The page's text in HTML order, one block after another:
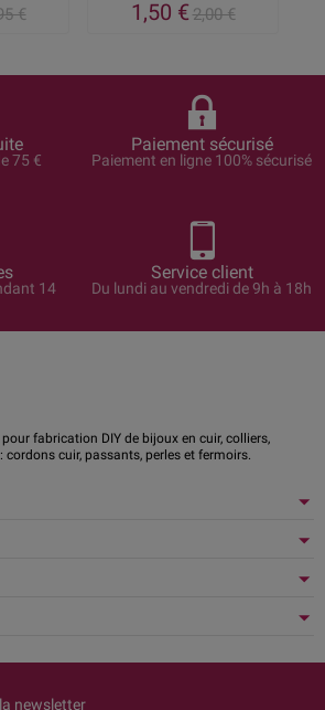
€ 1,50 €2,00 €
75 €
Paiement sécurisé
Paiement en ligne 100% sécurisé
14
Service client
Du lundi au vendredi de 9h à 18h
fabrication DIY de bijoux en cuir, colliers,
cordons cuir, passants, perles et fermoirs.
newsletter